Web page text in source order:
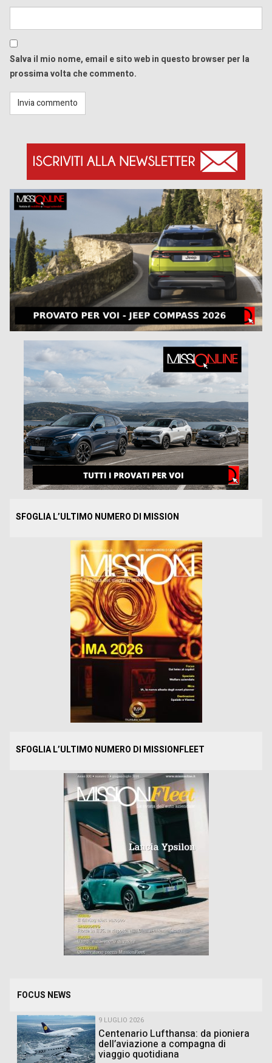
Salva il mio nome, email e sito web in questo browser per la
prossima volta che commento.
SFOGLIA L’ULTIMO NUMERO DI MISSION
SFOGLIA L’ULTIMO NUMERO DI MISSIONFLEET
FOCUS NEWS
9 LUGLIO 2026
Centenario Lufthansa: da pioniera
dell’aviazione a compagna di
viaggio quotidiana